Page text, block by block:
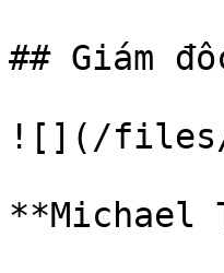
## Giám
![](/files/
**Michael